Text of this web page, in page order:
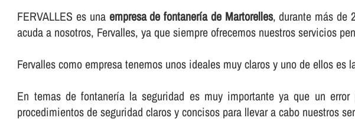
FERVALLES es una empresa de fontanerí­a de Martorelles, durante más de
acuda a nosotros, Fervalles, ya que siempre ofrecemos nuestros servicios
Fervalles como empresa tenemos unos ideales muy claros y uno de ellos es
En temas de fontanerí­a la seguridad es muy importante ya que un
procedimientos de seguridad claros y concisos para llevar a cabo nuestros